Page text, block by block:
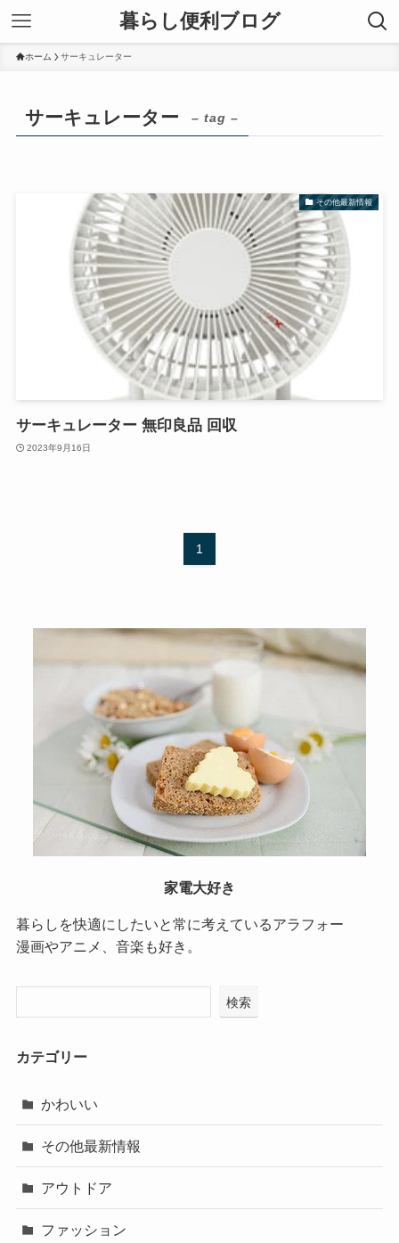
暮らし便利ブログ
ホーム サーキュレーター
サーキュレーター – tag –
その他最新情報
サーキュレーター 無印良品 回収
2023年9月16日
1
家電大好き
暮らしを快適にしたいと常に考えているアラフォー
漫画やアニメ、音楽も好き。
検索
カテゴリー
かわいい
その他最新情報
アウトドア
ファッション